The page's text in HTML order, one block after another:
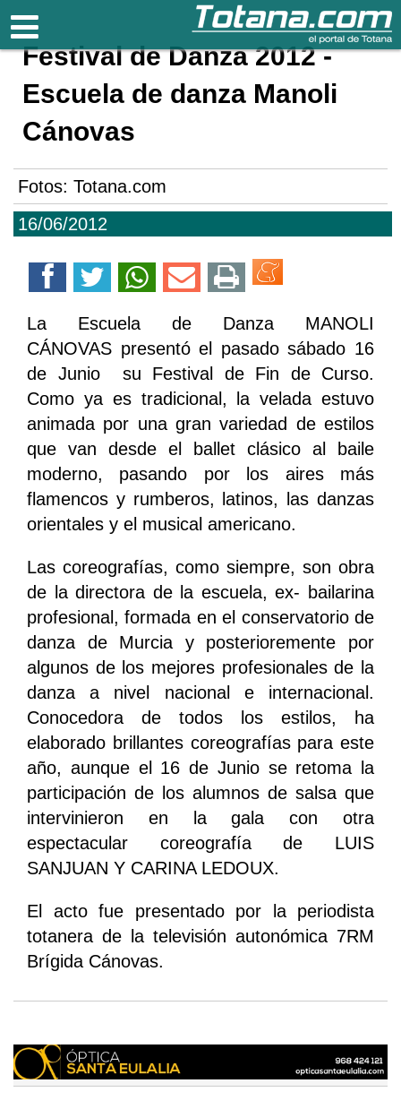
Totana.com
16/06/2012
Festival de Danza 2012 -
Escuela de danza Manoli
Cánovas
Fotos: Totana.com
La Escuela de Danza MANOLI
CÁNOVAS presentó el pasado sábado 16
de Junio su Festival de Fin de Curso.
Como ya es tradicional, la velada estuvo
animada por una gran variedad de estilos
que van desde el ballet clásico al baile
moderno, pasando por los aires más
flamencos y rumberos, latinos, las danzas
orientales y el musical americano.
Las coreografías, como siempre, son obra
de la directora de la escuela, ex- bailarina
profesional, formada en el conservatorio de
danza de Murcia y posterioremente por
algunos de los mejores profesionales de la
danza a nivel nacional e internacional.
Conocedora de todos los estilos, ha
elaborado brillantes coreografías para este
año, aunque el 16 de Junio se retoma la
participación de los alumnos de salsa que
intervinieron en la gala con otra
espectacular coreografía de LUIS
SANJUAN Y CARINA LEDOUX.
El acto fue presentado por la periodista
totanera de la televisión autonómica 7RM
Brígida Cánovas.